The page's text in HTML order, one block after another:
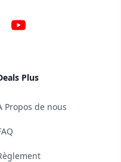
YouTube
Plus
Propos de nous